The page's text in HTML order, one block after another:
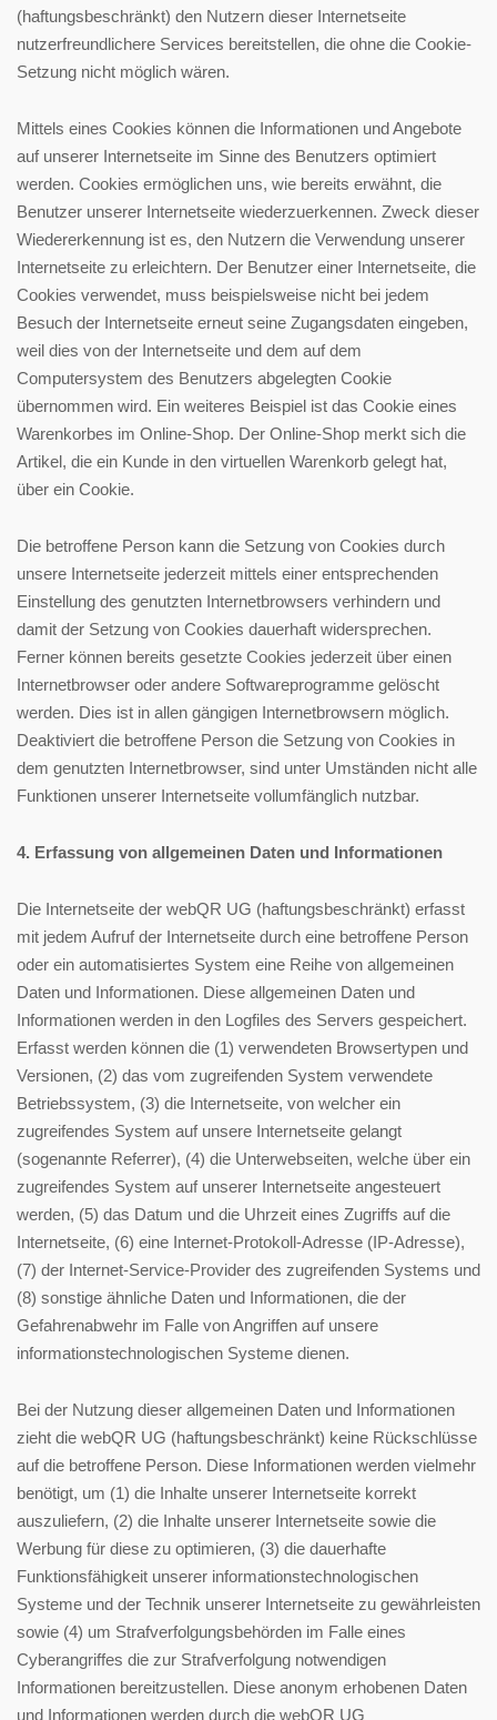
(haftungsbeschränkt) den Nutzern dieser Internetseite
nutzerfreundlichere Services bereitstellen, die ohne die Cookie-
Setzung nicht möglich wären.
Mittels eines Cookies können die Informationen und Angebote
auf unserer Internetseite im Sinne des Benutzers optimiert
werden. Cookies ermöglichen uns, wie bereits erwähnt, die
Benutzer unserer Internetseite wiederzuerkennen. Zweck dieser
Wiedererkennung ist es, den Nutzern die Verwendung unserer
Internetseite zu erleichtern. Der Benutzer einer Internetseite, die
Cookies verwendet, muss beispielsweise nicht bei jedem
Besuch der Internetseite erneut seine Zugangsdaten eingeben,
weil dies von der Internetseite und dem auf dem
Computersystem des Benutzers abgelegten Cookie
übernommen wird. Ein weiteres Beispiel ist das Cookie eines
Warenkorbes im Online-Shop. Der Online-Shop merkt sich die
Artikel, die ein Kunde in den virtuellen Warenkorb gelegt hat,
über ein Cookie.
Die betroffene Person kann die Setzung von Cookies durch
unsere Internetseite jederzeit mittels einer entsprechenden
Einstellung des genutzten Internetbrowsers verhindern und
damit der Setzung von Cookies dauerhaft widersprechen.
Ferner können bereits gesetzte Cookies jederzeit über einen
Internetbrowser oder andere Softwareprogramme gelöscht
werden. Dies ist in allen gängigen Internetbrowsern möglich.
Deaktiviert die betroffene Person die Setzung von Cookies in
dem genutzten Internetbrowser, sind unter Umständen nicht alle
Funktionen unserer Internetseite vollumfänglich nutzbar.
4. Erfassung von allgemeinen Daten und Informationen
Die Internetseite der webQR UG (haftungsbeschränkt) erfasst
mit jedem Aufruf der Internetseite durch eine betroffene Person
oder ein automatisiertes System eine Reihe von allgemeinen
Daten und Informationen. Diese allgemeinen Daten und
Informationen werden in den Logfiles des Servers gespeichert.
Erfasst werden können die (1) verwendeten Browsertypen und
Versionen, (2) das vom zugreifenden System verwendete
Betriebssystem, (3) die Internetseite, von welcher ein
zugreifendes System auf unsere Internetseite gelangt
(sogenannte Referrer), (4) die Unterwebseiten, welche über ein
zugreifendes System auf unserer Internetseite angesteuert
werden, (5) das Datum und die Uhrzeit eines Zugriffs auf die
Internetseite, (6) eine Internet-Protokoll-Adresse (IP-Adresse),
(7) der Internet-Service-Provider des zugreifenden Systems und
(8) sonstige ähnliche Daten und Informationen, die der
Gefahrenabwehr im Falle von Angriffen auf unsere
informationstechnologischen Systeme dienen.
Bei der Nutzung dieser allgemeinen Daten und Informationen
zieht die webQR UG (haftungsbeschränkt) keine Rückschlüsse
auf die betroffene Person. Diese Informationen werden vielmehr
benötigt, um (1) die Inhalte unserer Internetseite korrekt
auszuliefern, (2) die Inhalte unserer Internetseite sowie die
Werbung für diese zu optimieren, (3) die dauerhafte
Funktionsfähigkeit unserer informationstechnologischen
Systeme und der Technik unserer Internetseite zu gewährleisten
sowie (4) um Strafverfolgungsbehörden im Falle eines
Cyberangriffes die zur Strafverfolgung notwendigen
Informationen bereitzustellen. Diese anonym erhobenen Daten
und Informationen werden durch die webQR UG